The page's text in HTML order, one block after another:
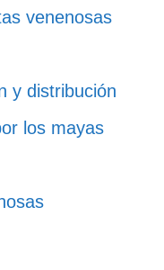
venenosas
y distribución
los mayas